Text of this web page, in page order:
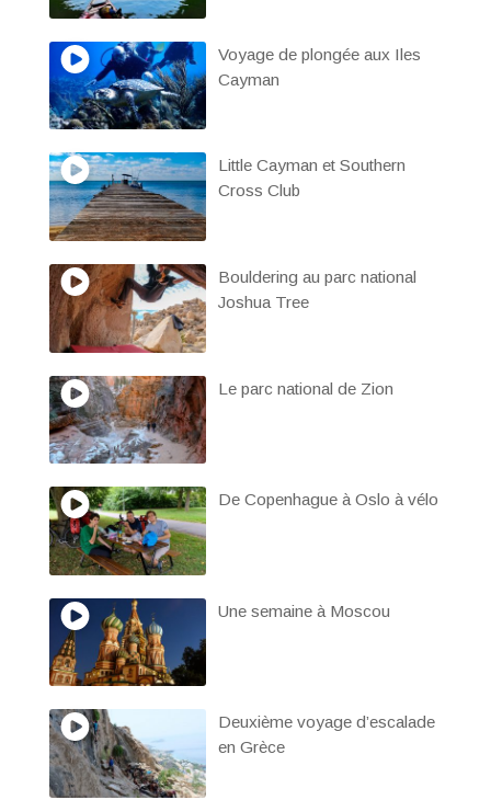
Voyage de plongée aux Iles
Cayman
Little Cayman et Southern
Cross Club
Bouldering au parc national
Joshua Tree
Le parc national de Zion
De Copenhague à Oslo à vélo
Une semaine à Moscou
Deuxième voyage d’escalade
en Grèce